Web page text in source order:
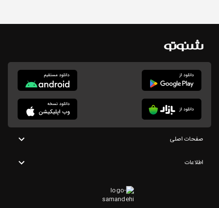
صفحات اصلی
اطلاعات